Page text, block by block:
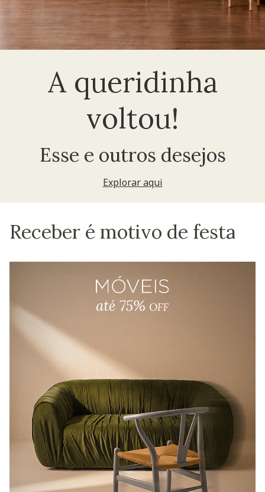
A queridinha
voltou!
Esse e outros desejos
Explorar aqui
Receber é motivo de festa